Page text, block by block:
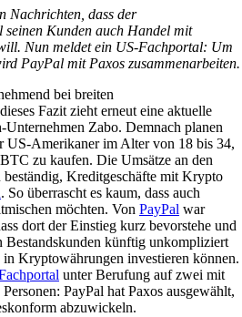
Nachrichten, dass der
seinen Kunden auch Handel mit
Nun meldet ein US-Fachportal: Um
PayPal mit Paxos zusammenarbeiten.
bei breiten
Fazit zieht erneut eine aktuelle
Unternehmen Zabo. Demnach planen
US-Amerikaner im Alter von 18 bis 34,
zu kaufen. Die Umsätze an den
Kreditgeschäfte mit Krypto
. So überrascht es kaum, dass auch
möchten. Von PayPal war
dort der Einstieg kurz bevorstehe und
künftig unkompliziert
Kryptowährungen investieren können.
unter Berufung auf zwei mit
PayPal hat Paxos ausgewählt,
abzuwickeln.